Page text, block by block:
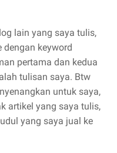
lain yang saya tulis,
keyword
pertama dan kedua
tulisan saya. Btw
untuk saya,
artikel yang saya tulis,
yang saya jual ke